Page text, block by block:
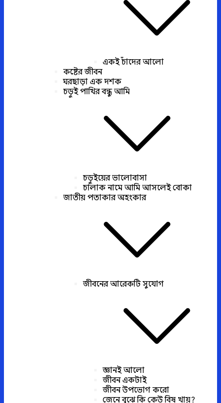
একই চাঁদের আলো
কষ্টের জীবন
ঘরছাড়া এক দশক
চড়ুই পাখির বন্ধু আমি
চড়ুইয়ের ভালোবাসা
চালাক নামে আমি আসলেই বোকা
জাতীয় পতাকার অহংকার
জীবনের আরেকটি সুযোগ
জ্ঞানই আলো
জীবন একটাই
জীবন উপভোগ করো
জেনে বুঝে কি কেউ বিষ খায়?